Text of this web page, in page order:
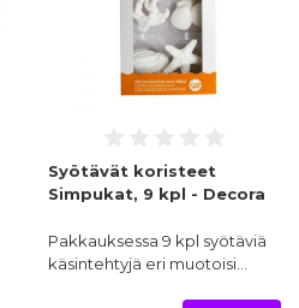
Syötävät koristeet
Simpukat, 9 kpl - Decora
Pakkauksessa 9 kpl syötäviä
käsintehtyjä eri muotoisi…